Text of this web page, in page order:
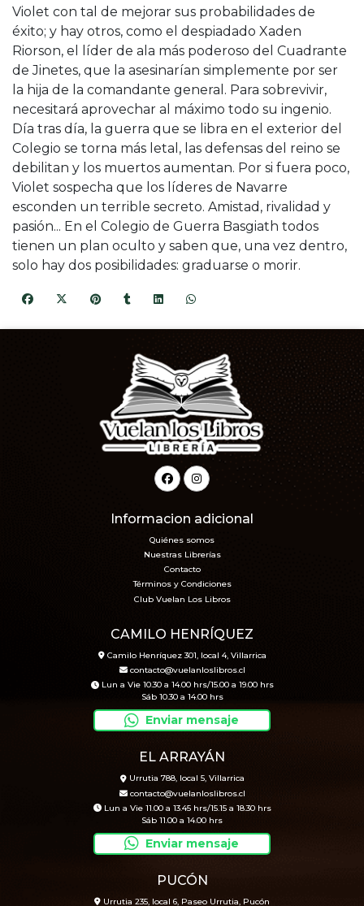
Violet con tal de mejorar sus probabilidades de
éxito; y hay otros, como el despiadado Xaden
Riorson, el líder de ala más poderoso del Cuadrante
de Jinetes, que la asesinarían simplemente por ser
la hija de la comandante general. Para sobrevivir,
necesitará aprovechar al máximo todo su ingenio.
Día tras día, la guerra que se libra en el exterior del
Colegio se torna más letal, las defensas del reino se
debilitan y los muertos aumentan. Por si fuera poco,
Violet sospecha que los líderes de Navarre
esconden un terrible secreto. Amistad, rivalidad y
pasión... En el Colegio de Guerra Basgiath todos
tienen un plan oculto y saben que, una vez dentro,
solo hay dos posibilidades: graduarse o morir.
Informacion adicional
Quiénes somos
Nuestras Librerías
Contacto
Términos y Condiciones
Club Vuelan Los Libros
CAMILO HENRÍQUEZ
Camilo Henríquez 301, local 4, Villarrica
contacto@vuelanloslibros.cl
Lun a Vie 10.30 a 14.00 hrs/15.00 a 19.00 hrs
Sáb 10.30 a 14.00 hrs
Enviar mensaje
EL ARRAYÁN
Urrutia 788, local 5, Villarrica
contacto@vuelanloslibros.cl
Lun a Vie 11.00 a 13.45 hrs/15.15 a 18.30 hrs
Sáb 11.00 a 14.00 hrs
Enviar mensaje
PUCÓN
Urrutia 235, local 6, Paseo Urrutia, Pucón